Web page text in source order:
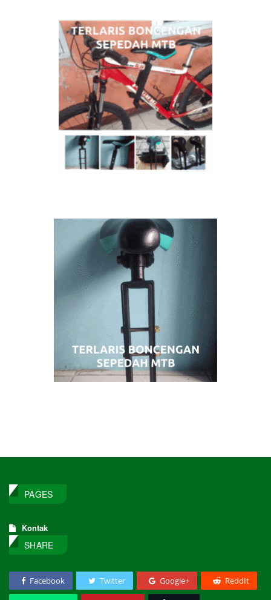
PAGES
Kontak
SHARE
Facebook Twitter Google+ ReddIt